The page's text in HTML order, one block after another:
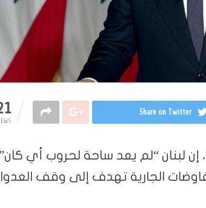
Share on Twitter
إن لبنان “لم يعد ساحة لحروب أي
الجارية تهدف إلى وقف